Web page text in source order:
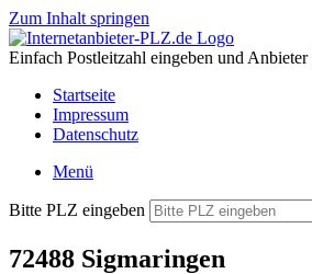
Zum Inhalt springen
Einfach Postleitzahl eingeben und Anbieter
Startseite
Impressum
Datenschutz
Menü
Bitte PLZ eingeben
72488 Sigmaringen